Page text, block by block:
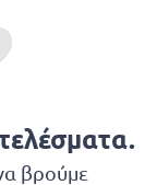
βρούμε